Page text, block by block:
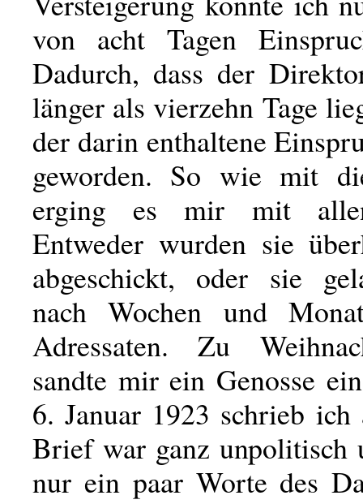
von acht Tagen
Dadurch, dass der
länger als vierzehn Tage
der darin enthaltene
geworden. So wie mit
erging es mir mit
Entweder wurden sie
abgeschickt, oder sie
nach Wochen und
Adressaten. Zu
sandte mir ein Genosse
6. Januar 1923 schrieb
Brief war ganz unpolitisch
nur ein paar Worte des